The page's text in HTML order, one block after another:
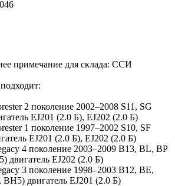
примечание для склада: ССИ
2 поколение 2002–2008 S11, SG
EJ201 (2.0 Б), EJ202 (2.0 Б)
1 поколение 1997–2002 S10, SF
EJ201 (2.0 Б), EJ202 (2.0 Б)
4 поколение 2003–2009 B13, BL, BP
двигатель EJ202 (2.0 Б)
3 поколение 1998–2003 B12, BE,
двигатель EJ201 (2.0 Б)